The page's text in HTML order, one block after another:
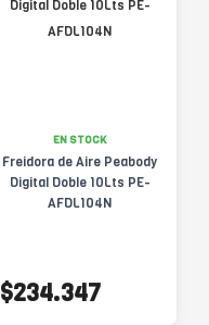
EN STOCK
Freidora de Aire Peabody
Digital Doble 10Lts PE-
AFDL104N
$234.347